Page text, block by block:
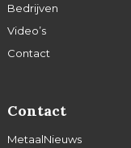
Bedrijven
Video’s
Contact
Contact
MetaalNieuws